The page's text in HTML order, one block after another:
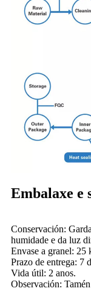
Embalaxe e
Conservación:
humidade e da luz
Envase a granel: 25
Prazo de entrega: 7
Vida útil: 2 anos.
Observación: